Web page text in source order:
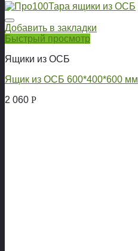
Добавить в закладки
Быстрый просмотр
Ящики из ОСБ
Ящик из ОСБ 600*400*600 мм
2 060 Р